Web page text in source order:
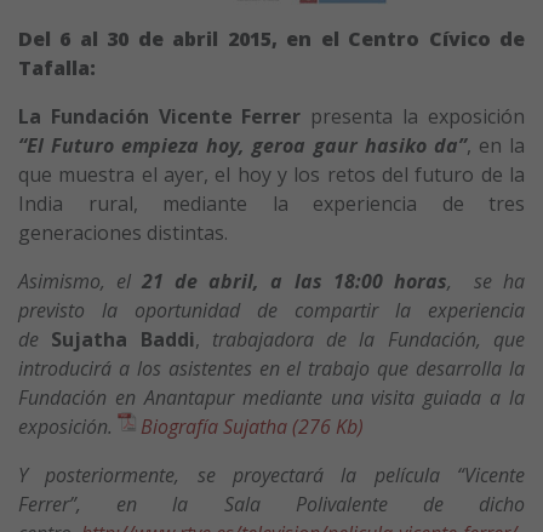
Del 6 al 30 de abril 2015, en el Centro Cívico de
Tafalla:
La Fundación Vicente Ferrer presenta la exposición
“El Futuro empieza hoy, geroa gaur hasiko da”, en la
que muestra el ayer, el hoy y los retos del futuro de la
India rural, mediante la experiencia de tres
generaciones distintas.
Asimismo, el21 de abril, a las 18:00 horas, se ha
previsto la oportunidad de compartir la experiencia
de Sujatha Baddi, trabajadora de la Fundación, que
introducirá a los asistentes en el trabajo que desarrolla la
Fundación en Anantapur mediante una visita guiada a la
exposición.
Biografía Sujatha (276 Kb)
Y posteriormente, se proyectará la película “Vicente
Ferrer”, en la Sala Polivalente de dicho